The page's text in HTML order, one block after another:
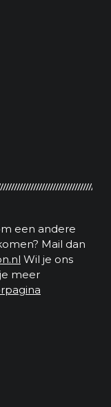
een andere
Mail dan
Wil je ons
meer